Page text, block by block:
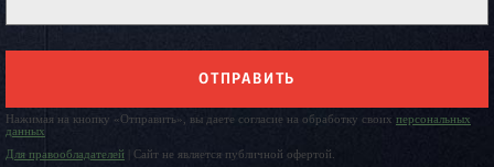
ОТПРАВИТЬ
Нажимая на кнопку «Отправить», вы даете согласие на обработку своих персональных
данных
Для правообладателей | Сайт не является публичной офертой.